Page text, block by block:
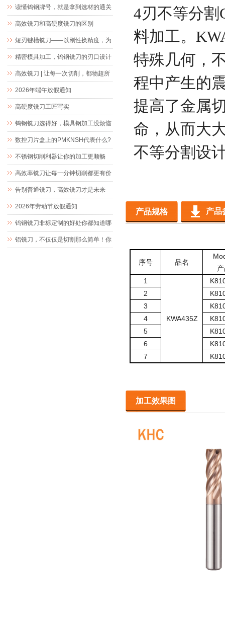
读懂钨钢牌号，就是拿到选材的通关
文牒
高效铣刀和高硬度铣刀的区别
短刃键槽铣刀——以刚性换精度，为
精密键槽加工而生
精密模具加工，钨钢铣刀的刃口设计
究竟藏着什么玄机
高效铣刀 | 让每一次切削，都物超所
值
2026年端午放假通知
高硬度铣刀工匠写实
钨钢铣刀选得好，模具钢加工没烦恼
数控刀片盒上的PMKNSH代表什么?
不锈钢切削利器让你的加工更顺畅
高效率铣刀让每一分钟切削都更有价
值
告别普通铣刀，高效铣刀才是未来
2026年劳动节放假通知
钨钢铣刀非标定制的好处你都知道哪
些？
铝铣刀，不仅仅是切割那么简单！你
4刃不等分割
料加工。
特殊几何，
程中产生的
提高了金属
命，从而大
不等分割设
产品规格 产品
序号 品名
1
KWA435Z
2
3
4
5
6
7
加工效果图